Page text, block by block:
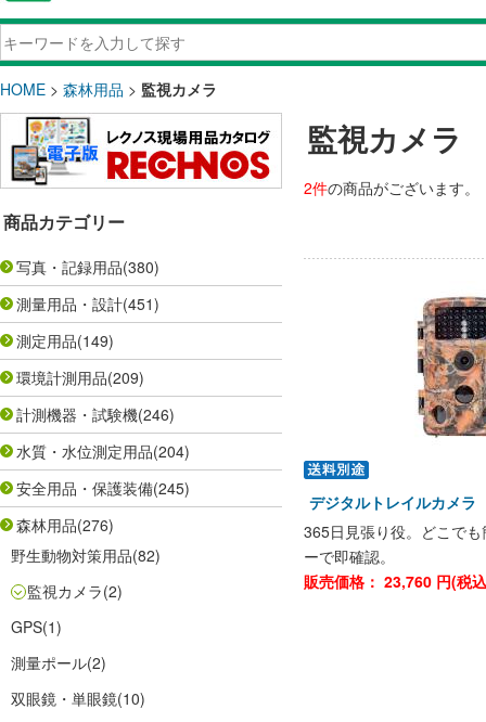
HOME > 森林用品 > 監視カメラ
商品カテゴリー
写真・記録用品(380)
測量用品・設計(451)
測定用品(149)
環境計測用品(209)
計測機器・試験機(246)
水質・水位測定用品(204)
安全用品・保護装備(245)
森林用品(276)
野生動物対策用品(82)
監視カメラ(2)
GPS(1)
測量ポール(2)
双眼鏡・単眼鏡(10)
監視カメラ
2件の商品がございます。
デジタルトレイルカメ
365日見張り役。どこで
ーで即確認。
販売価格： 23,760 円(税